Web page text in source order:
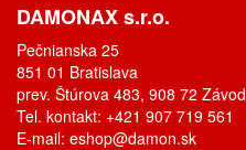
DAMONAX s.r.o.
Pečnianska 25
851 01 Bratislava
prev. Štúrova 483, 908 72 Závod
Tel. kontakt: +421 907 719 561
E-mail: eshop@damon.sk